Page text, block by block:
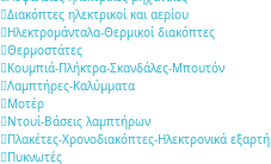
Διακόπτες ηλεκτρικοί και αερίου
Ηλεκτρομάνταλα-Θερμικοί διακόπτες
Θερμοστάτες
Κουμπιά-Πλήκτρα-Σκανδάλες-Μπουτόν
Λαμπτήρες-Καλύμματα
Μοτέρ
Ντουί-Βάσεις λαμπτήρων
Πλακέτες-Χρονοδιακόπτες-Ηλεκτρονικά
Πυκνωτές